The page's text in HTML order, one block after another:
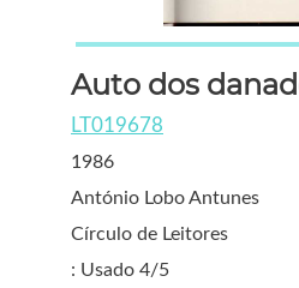
Auto dos
LT019678
1986
António Lobo Antunes
Círculo de Leitores
: Usado 4/5